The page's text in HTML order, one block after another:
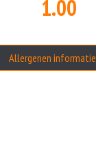
1.00
Allergenen informatie